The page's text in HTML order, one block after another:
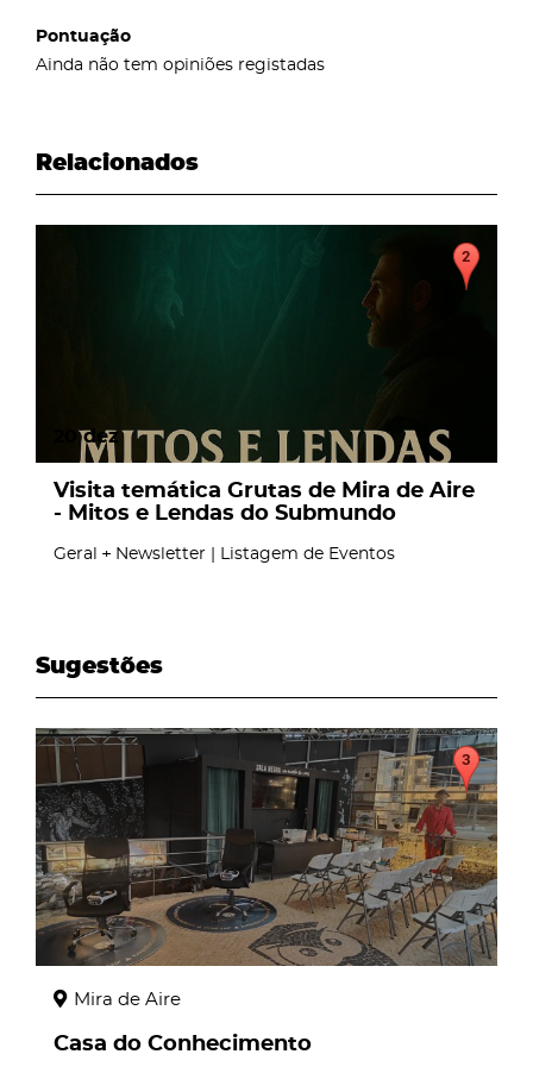
Pontuação
Ainda não tem opiniões registadas
Relacionados
dez
Visita temática Grutas de Mira de Aire
- Mitos e Lendas do Submundo
Geral Newsletter | Listagem de Eventos
Sugestões
page
Mira de Aire
Casa do Conhecimento